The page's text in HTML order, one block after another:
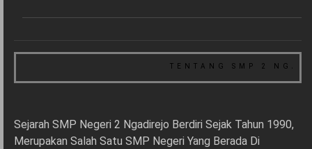
TENTANG SMP 2
Sejarah SMP Negeri 2 Ngadirejo Berdiri Sejak Tahun 1990,
Merupakan Salah Satu SMP Negeri Yang Berada Di